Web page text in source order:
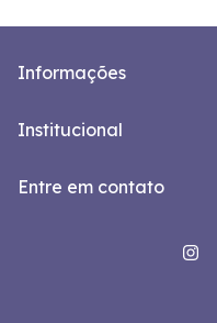
Informações
Institucional
Entre em contato